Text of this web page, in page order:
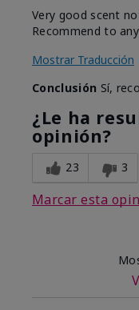
Very good scent
Recommend to
Mostrar Traducción
Conclusión Sí,
¿Le ha
opinión?
23 3
Marcar esta